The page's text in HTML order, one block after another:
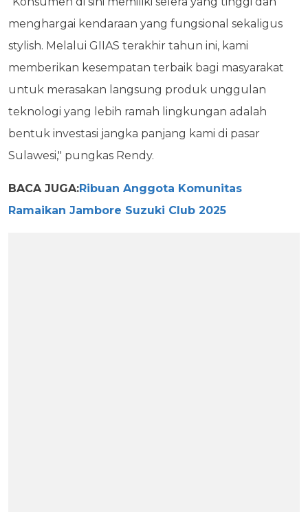
menghargai kendaraan yang fungsional sekaligus
stylish. Melalui GIIAS terakhir tahun ini, kami
memberikan kesempatan terbaik bagi masyarakat
untuk merasakan langsung produk unggulan
teknologi yang lebih ramah lingkungan adalah
bentuk investasi jangka panjang kami di pasar
Sulawesi," pungkas Rendy.
BACA JUGA:Ribuan Anggota Komunitas
Ramaikan Jambore Suzuki Club 2025